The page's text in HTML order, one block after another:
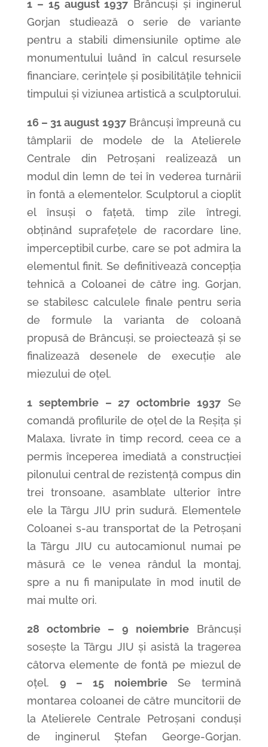
1 – 15 august 1937 Brâncuși și inginerul
Gorjan studiează o serie de variante
pentru a stabili dimensiunile optime ale
monumentului luând în calcul resursele
financiare, cerințele și posibilitățile tehnicii
timpului și viziunea artistică a sculptorului.
16 – 31 august 1937 Brâncuși împreună cu
tâmplarii de modele de la Atelierele
Centrale din Petroșani realizează un
modul din lemn de tei în vederea turnării
în fontă a elementelor. Sculptorul a cioplit
el însuși o fațetă, timp zile întregi,
obținând suprafețele de racordare line,
imperceptibil curbe, care se pot admira la
elementul finit. Se definitivează concepția
tehnică a Coloanei de către ing. Gorjan,
se stabilesc calculele finale pentru seria
de formule la varianta de coloană
propusă de Brâncuși, se proiectează și se
finalizează desenele de execuție ale
miezului de oțel.
1 septembrie – 27 octombrie 1937 Se
comandă profilurile de oțel de la Reșița și
Malaxa, livrate în timp record, ceea ce a
permis începerea imediată a construcției
pilonului central de rezistență compus din
trei tronsoane, asamblate ulterior între
ele la Târgu JIU prin sudură. Elementele
Coloanei s-au transportat de la Petroșani
la Târgu JIU cu autocamionul numai pe
măsură ce le venea rândul la montaj,
spre a nu fi manipulate în mod inutil de
mai multe ori.
28 octombrie – 9 noiembrie
Brâncuși
sosește la Târgu JIU și asistă la tragerea
câtorva elemente de fontă pe miezul de
oțel.
9 – 15 noiembrie
Se termină
montarea coloanei de către muncitorii de
la Atelierele Centrale Petroșani conduși
de inginerul Ștefan George-Gorjan.